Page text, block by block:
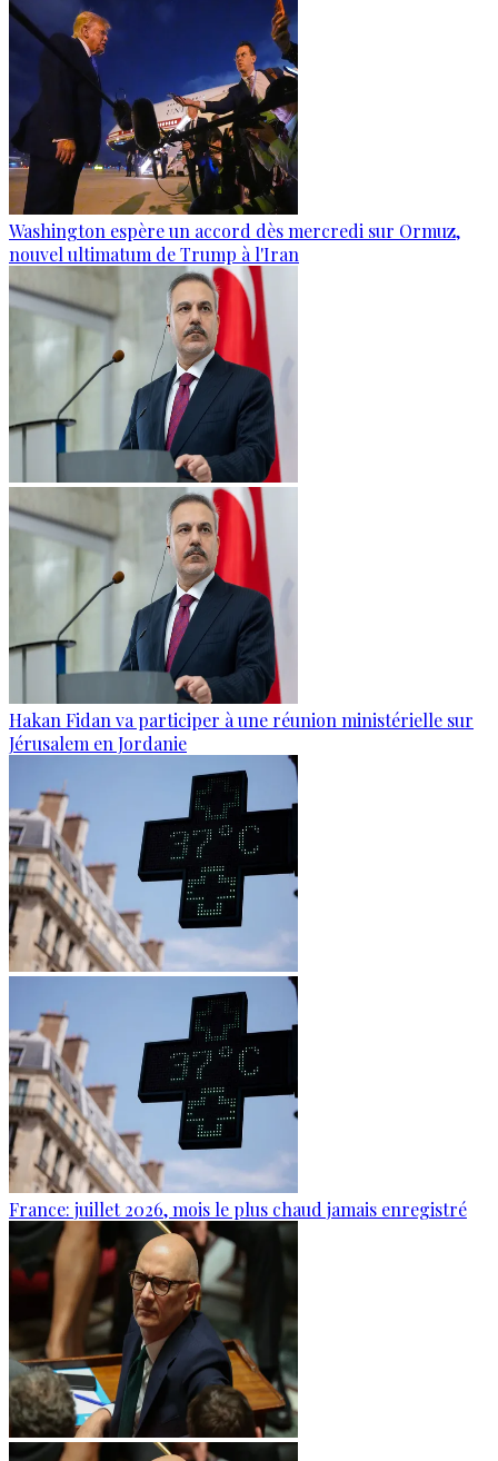
Washington espère un accord dès mercredi sur Ormuz,
nouvel ultimatum de Trump à l'Iran
Hakan Fidan va participer à une réunion ministérielle sur
Jérusalem en Jordanie
France: juillet 2026, mois le plus chaud jamais enregistré